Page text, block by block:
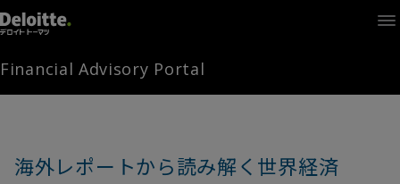
Home
Times
Channel
Library
お問い合わせ
Financial Advisory Portal
海外レポートから読み解く世界経済